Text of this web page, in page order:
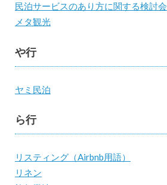
民泊サービスのあり方に関する検討会
メタ観光
や行
ヤミ民泊
ら行
リスティング（Airbnb用語）
リネン